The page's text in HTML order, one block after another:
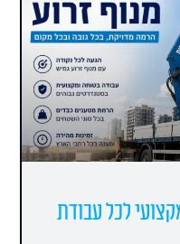
לכל עבודת